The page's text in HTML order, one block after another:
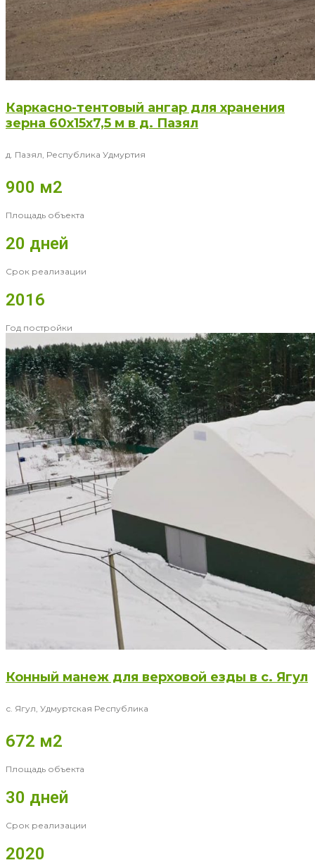
Каркасно-тентовый ангар для хранения
зерна 60x15x7,5 м в д. Пазял
д. Пазял, Республика Удмуртия
900 м2
Площадь объекта
20 дней
Срок реализации
2016
Год постройки
Конный манеж для верховой езды в с. Ягул
с. Ягул, Удмуртская Республика
672 м2
Площадь объекта
30 дней
Срок реализации
2020